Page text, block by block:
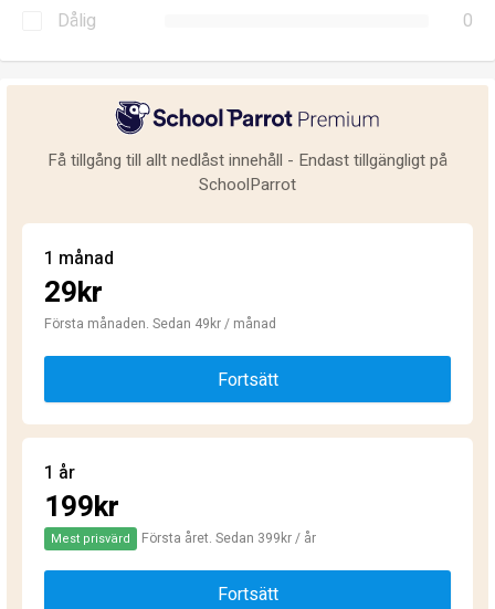
Dålig
0
Få tillgång till allt nedlåst innehåll - Endast tillgängligt på
SchoolParrot
1 månad
29kr
Första månaden. Sedan 49kr / månad
Fortsätt
1 år
199kr
Mest prisvärd Första året. Sedan 399kr / år
Fortsätt